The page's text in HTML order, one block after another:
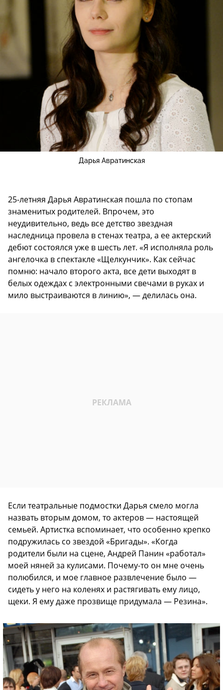
Дарья Авратинская
25-летняя Дарья Авратинская пошла по стопам
знаменитых родителей. Впрочем, это
неудивительно, ведь все детство звездная
наследница провела в стенах театра, а ее актерский
дебют состоялся уже в шесть лет. «Я исполняла роль
ангелочка в спектакле «Щелкунчик». Как сейчас
помню: начало второго акта, все дети выходят в
белых одеждах с электронными свечами в руках и
мило выстраиваются в линию», — делилась она.
Если театральные подмостки Дарья смело могла
назвать вторым домом, то актеров — настоящей
семьей. Артистка вспоминает, что особенно крепко
подружилась со звездой «Бригады». «Когда
родители были на сцене, Андрей Панин «работал»
моей няней за кулисами. Почему-то он мне очень
полюбился, и мое главное развлечение было —
сидеть у него на коленях и растягивать ему лицо,
щеки. Я ему даже прозвище придумала — Резина».